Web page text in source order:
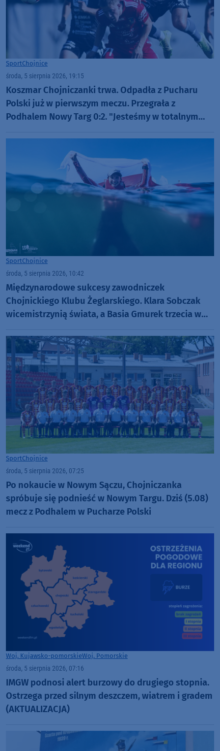
SportChojnice
środa, 5 sierpnia 2026, 19:15
Koszmar Chojniczanki trwa. Odpadła z Pucharu
Polski już w pierwszym meczu. Przegrała z
Podhalem Nowy Targ 0:2. "Jesteśmy w totalnym
SportChojnice
środa, 5 sierpnia 2026, 10:42
Międzynarodowe sukcesy zawodniczek
Chojnickiego Klubu Żeglarskiego. Klara Sobczak
wicemistrzynią świata, a Basia Gmurek trzecia w
SportChojnice
środa, 5 sierpnia 2026, 07:25
Po nokaucie w Nowym Sączu, Chojniczanka
spróbuje się podnieść w Nowym Targu. Dziś (5.08)
mecz z Podhalem w Pucharze Polski
Woj. Kujawsko-pomorskieWoj. Pomorskie
środa, 5 sierpnia 2026, 07:16
IMGW podnosi alert burzowy do drugiego stopnia.
Ostrzega przed silnym deszczem, wiatrem i gradem
(AKTUALIZACJA)